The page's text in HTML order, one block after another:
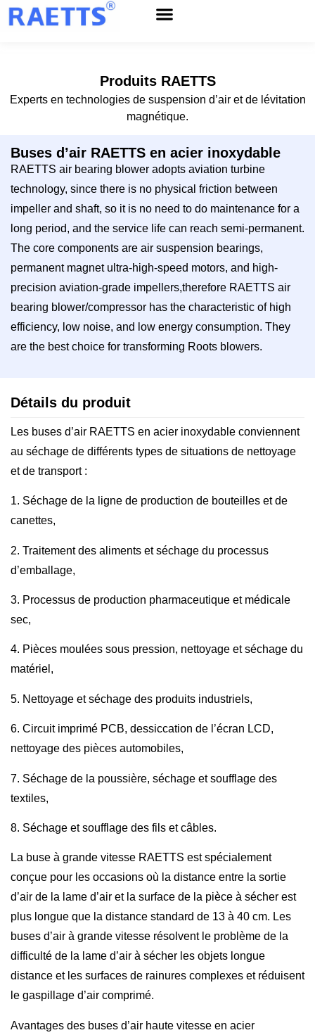
Produits RAETTS
Experts en technologies de suspension d’air et de lévitation
magnétique.
Buses d’air RAETTS en acier inoxydable
RAETTS air bearing blower adopts aviation turbine
technology, since there is no physical friction between
impeller and shaft, so it is no need to do maintenance for a
long period, and the service life can reach semi-permanent.
The core components are air suspension bearings,
permanent magnet ultra-high-speed motors, and high-
precision aviation-grade impellers,therefore RAETTS air
bearing blower/compressor has the characteristic of high
efficiency, low noise, and low energy consumption. They
are the best choice for transforming Roots blowers.
Détails du produit
Les buses d’air RAETTS en acier inoxydable conviennent
au séchage de différents types de situations de nettoyage
et de transport :
1. Séchage de la ligne de production de bouteilles et de
canettes,
2. Traitement des aliments et séchage du processus
d’emballage,
3. Processus de production pharmaceutique et médicale
sec,
4. Pièces moulées sous pression, nettoyage et séchage du
matériel,
5. Nettoyage et séchage des produits industriels,
6. Circuit imprimé PCB, dessiccation de l’écran LCD,
nettoyage des pièces automobiles,
7. Séchage de la poussière, séchage et soufflage des
textiles,
8. Séchage et soufflage des fils et câbles.
La buse à grande vitesse RAETTS est spécialement
conçue pour les occasions où la distance entre la sortie
d’air de la lame d’air et la surface de la pièce à sécher est
plus longue que la distance standard de 13 à 40 cm. Les
buses d’air à grande vitesse résolvent le problème de la
difficulté de la lame d’air à sécher les objets longue
distance et les surfaces de rainures complexes et réduisent
le gaspillage d’air comprimé.
Avantages des buses d’air haute vitesse en acier